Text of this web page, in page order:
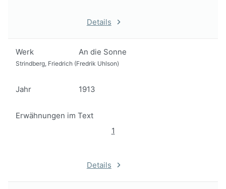
Details
Werk An die Sonne
Strindberg, Friedrich (Fredrik Uhlson)
Jahr 1913
Erwähnungen im Text
1
Details